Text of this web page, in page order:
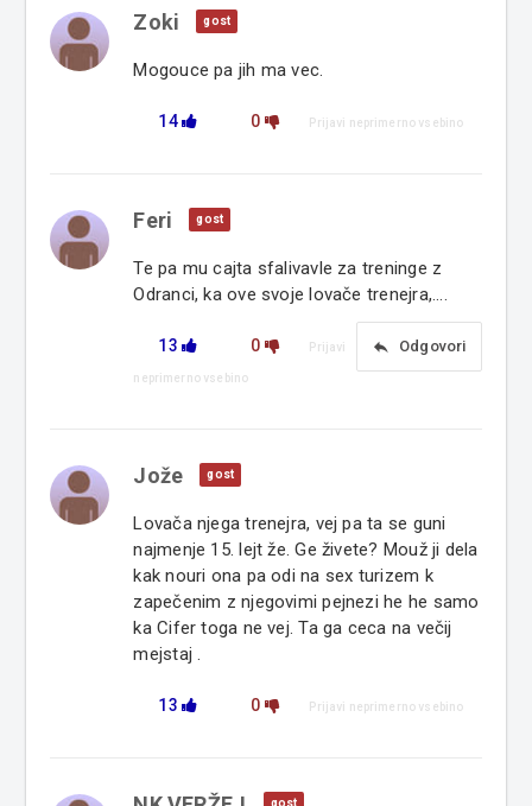
Zoki gost
Mogouce pa jih ma vec.
14 0 Prijavi neprimerno vsebino
Feri gost
Te pa mu cajta sfalivavle za treninge z
Odranci, ka ove svoje lovače trenejra,....
13 0 reply Odgovori
Prijavi
neprimerno vsebino
Jože gost
Lovača njega trenejra, vej pa ta se guni
najmenje 15. lejt že. Ge živete? Mouž ji dela
kak nouri ona pa odi na sex turizem k
zapečenim z njegovimi pejnezi he he samo
ka Cifer toga ne vej. Ta ga ceca na večij
mejstaj .
13 0 Prijavi neprimerno vsebino
gost